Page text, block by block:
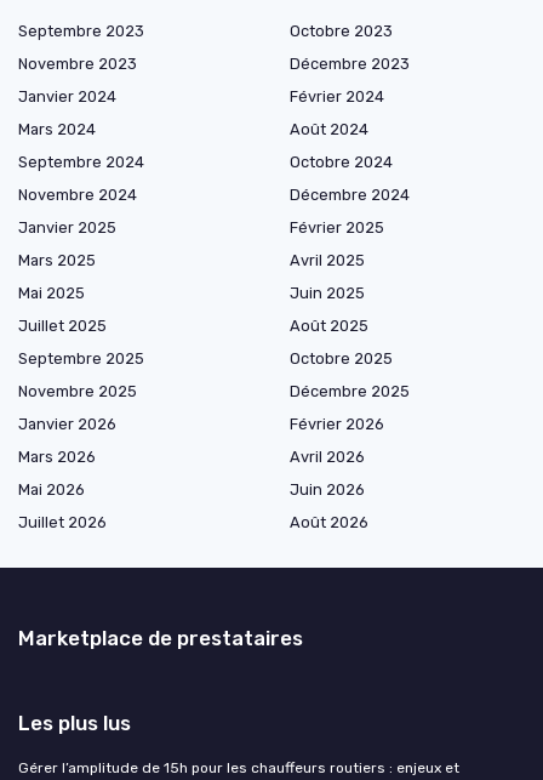
Septembre 2023
Octobre 2023
Novembre 2023
Décembre 2023
Janvier 2024
Février 2024
Mars 2024
Août 2024
Septembre 2024
Octobre 2024
Novembre 2024
Décembre 2024
Janvier 2025
Février 2025
Mars 2025
Avril 2025
Mai 2025
Juin 2025
Juillet 2025
Août 2025
Septembre 2025
Octobre 2025
Novembre 2025
Décembre 2025
Janvier 2026
Février 2026
Mars 2026
Avril 2026
Mai 2026
Juin 2026
Juillet 2026
Août 2026
Marketplace de prestataires
Les plus lus
Gérer l’amplitude de 15h pour les chauffeurs routiers : enjeux et